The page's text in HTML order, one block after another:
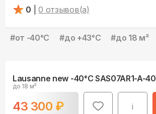
0
0 отзывов(а)
#от -40°С #до +43°С #до 18 м²
Lausanne new -40°С SAS07AR1-A-40
до 18 м²
43 300 ₽ i